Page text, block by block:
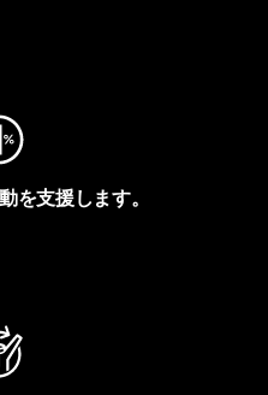
を支援します。